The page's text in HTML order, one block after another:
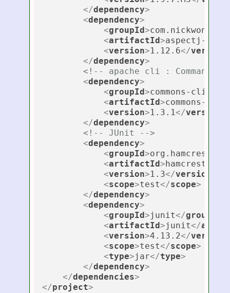
</dependency>
<dependency>
<groupId>com.nickwongdev
<artifactId>aspectj-
<version>1.12.6</version
</dependency>
<!-- apache cli : Command
<dependency>
<groupId>commons-cli
<artifactId>commons-cli
<version>1.3.1</version
</dependency>
<!-- JUnit -->
<dependency>
<groupId>org.hamcrest
<artifactId> hamcrest-all
<version>1.3</version
<scope>test</scope>
</dependency>
<dependency>
<groupId>junit</groupId
<artifactId>junit</
<version>4.13.2</version
<scope>test</scope>
<type>jar</type>
</dependency>
</dependencies>
</project>